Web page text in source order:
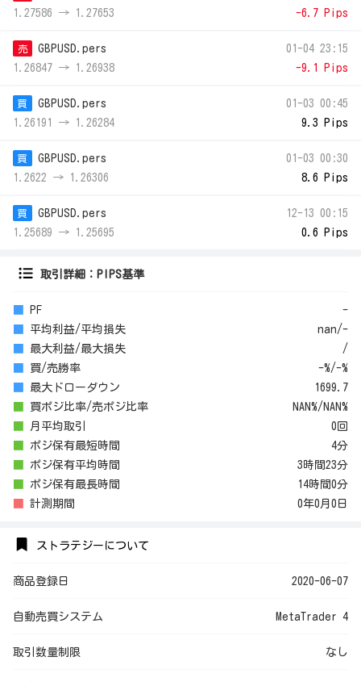
1.27586 → 1.27653
-6.7 Pips
売
GBPUSD.pers
1.26847 → 1.26938
01-04 23:15
-9.1 Pips
買
GBPUSD.pers
1.26191 → 1.26284
01-03 00:45
9.3 Pips
買
GBPUSD.pers
1.2622 → 1.26306
01-03 00:30
8.6 Pips
買
GBPUSD.pers
1.25689 → 1.25695
12-13 00:15
0.6 Pips
取引詳細：PIPS基準
PF
-
平均利益/平均損失
nan/-
最大利益/最大損失
/
買/売勝率
-%/-%
最大ドローダウン
1699.7
買ポジ比率/売ポジ比率
NAN%/NAN%
月平均取引
0回
ポジ保有最短時間
4分
ポジ保有平均時間
3時間23分
ポジ保有最長時間
14時間0分
計測期間 0年0月0日
ストラテジーについて
商品登録日 2020-06-07
自動売買システム MetaTrader 4
取引数量制限 なし